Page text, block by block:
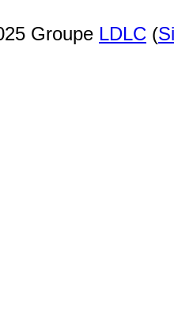
Groupe LDLC (